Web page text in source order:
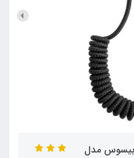
کابل تبدیل USB به USB-C بیسوس مدل